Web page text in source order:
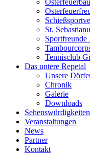
St.
Sportfreunde
Tennisclub
Das untere Repetal
Unsere
Chronik
Galerie
Downloads
Sehenswürdigkeiten
Veranstaltungen
News
Partner
Kontakt